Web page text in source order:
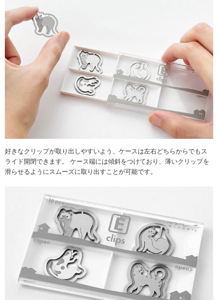
好きなクリップが取り出しやすいよう、ケースは左右どちらからでもス
ライド開閉できます。 ケース端には傾斜をつけており、薄いクリップを
滑らせるようにスムーズに取り出すことが可能です。